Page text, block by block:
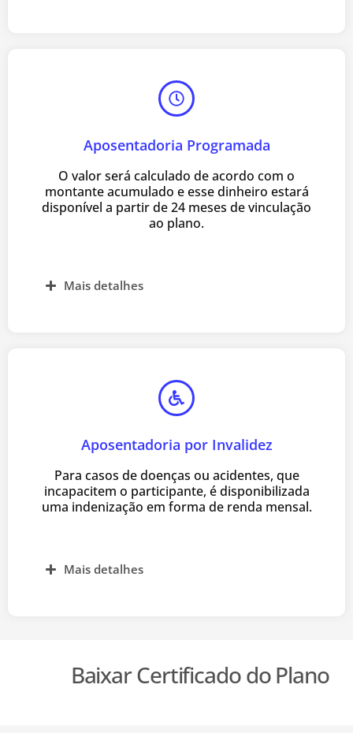
Aposentadoria Programada
O valor será calculado de acordo com o
montante acumulado e esse dinheiro estará
disponível a partir de 24 meses de vinculação
ao plano.
Mais detalhes
Aposentadoria por Invalidez
Para casos de doenças ou acidentes, que
incapacitem o participante, é disponibilizada
uma indenização em forma de renda mensal.
Mais detalhes
Baixar Certificado do Plano